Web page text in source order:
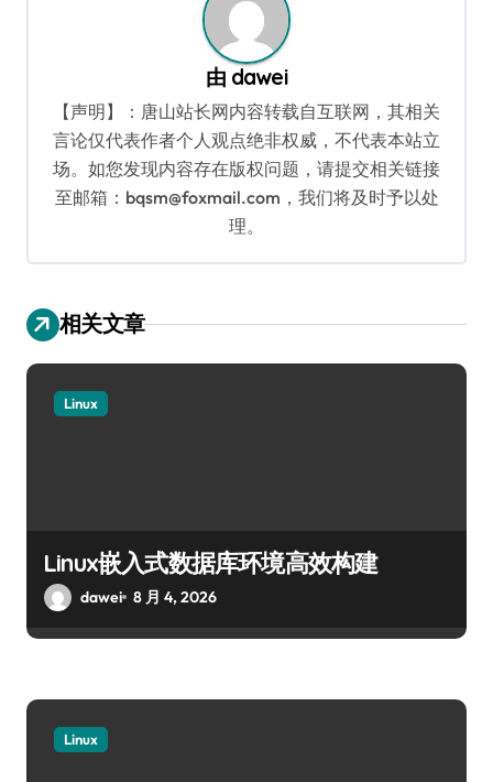
由 dawei
【声明】：唐山站长网内容转载自互联网，其相关
言论仅代表作者个人观点绝非权威，不代表本站立
场。如您发现内容存在版权问题，请提交相关链接
至邮箱：bqsm@foxmail.com，我们将及时予以处
理。
相关文章
Linux
Linux嵌入式数据库环境高效构建
dawei 8 月 4, 2026
Linux